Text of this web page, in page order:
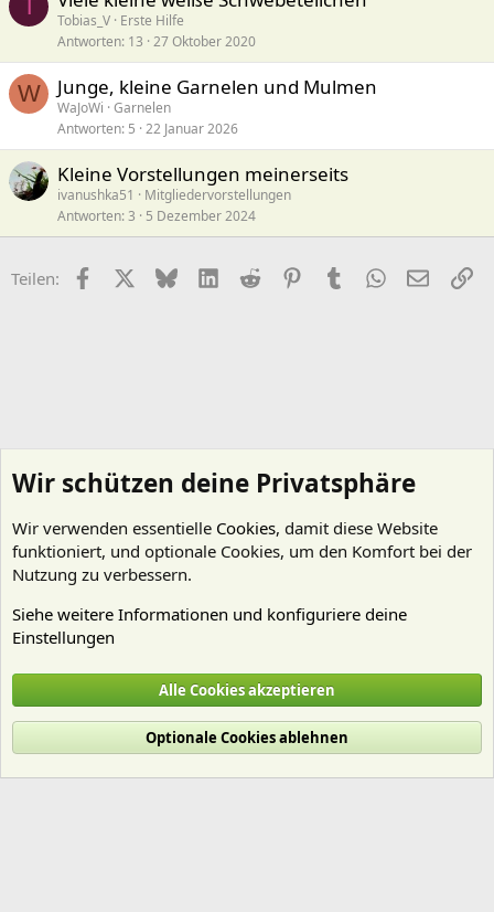
T
Tobias_V Erste Hilfe
Antworten 13 27 Oktober 2020
W Junge, kleine Garnelen und Mulmen
WaJoWi Garnelen
Antworten 5 22 Januar 2026
Kleine Vorstellungen meinerseits
ivanushka51
Mitgliedervorstellungen
Antworten 3 5 Dezember 2024
Teilen: FacebookX (Twitter)
BlueskyLinkedIn
Reddit PinterestTumblr WhatsApp
E-Mail
Cookies
Deutsch (Du)
Nutzungsbedingungen
Datenschutz Hilfe und Impressum
R
Wir schützen deine Privatsphäre
Wir verwenden essentielle Cookies, damit diese Website
funktioniert, und optionale Cookies, um den Komfort bei der
Nutzung zu verbessern.
Siehe weitere Informationen und konfiguriere deine
Einstellungen
Alle Cookies akzeptieren
Optionale Cookies ablehnen